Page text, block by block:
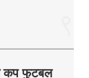
कप फुटबल